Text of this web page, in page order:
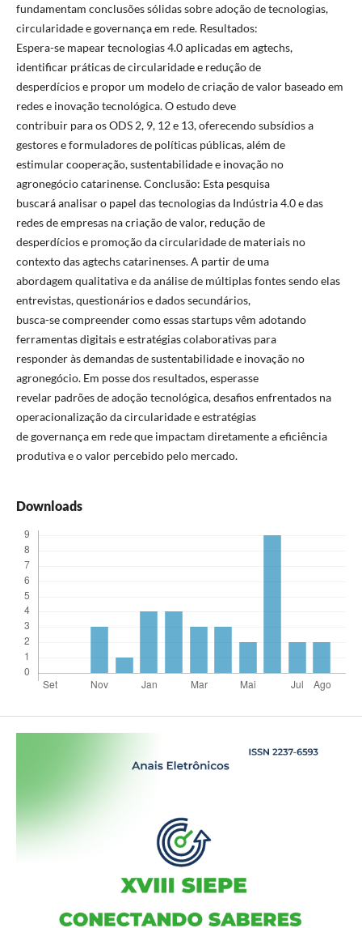
fundamentam conclusões sólidas sobre adoção de tecnologias,
circularidade e governança em rede. Resultados:
Espera-se mapear tecnologias 4.0 aplicadas em agtechs,
identificar práticas de circularidade e redução de
desperdícios e propor um modelo de criação de valor baseado em
redes e inovação tecnológica. O estudo deve
contribuir para os ODS 2, 9, 12 e 13, oferecendo subsídios a
gestores e formuladores de políticas públicas, além de
estimular cooperação, sustentabilidade e inovação no
agronegócio catarinense. Conclusão: Esta pesquisa
buscará analisar o papel das tecnologias da Indústria 4.0 e das
redes de empresas na criação de valor, redução de
desperdícios e promoção da circularidade de materiais no
contexto das agtechs catarinenses. A partir de uma
abordagem qualitativa e da análise de múltiplas fontes sendo elas
entrevistas, questionários e dados secundários,
busca-se compreender como essas startups vêm adotando
ferramentas digitais e estratégias colaborativas para
responder às demandas de sustentabilidade e inovação no
agronegócio. Em posse dos resultados, esperasse
revelar padrões de adoção tecnológica, desafios enfrentados na
operacionalização da circularidade e estratégias
de governança em rede que impactam diretamente a eficiência
produtiva e o valor percebido pelo mercado.
Downloads